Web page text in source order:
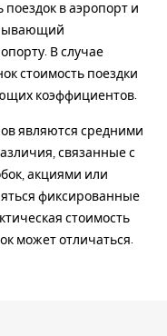
в аэропорт и
В случае
стоимость поездки
коэффициентов.
являются средними
связанные с
акциями или
фиксированные
стоимость
может отличаться.